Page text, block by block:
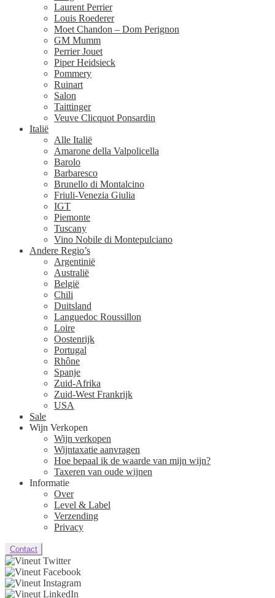
Laurent Perrier
Louis Roederer
Moet Chandon – Dom Perignon
GM Mumm
Perrier Jouet
Piper Heidsieck
Pommery
Ruinart
Salon
Taittinger
Veuve Clicquot Ponsardin
Italië
Alle Italië
Amarone della Valpolicella
Barolo
Barbaresco
Brunello di Montalcino
Friuli-Venezia Giulia
IGT
Piemonte
Tuscany
Vino Nobile di Montepulciano
Andere Regio’s
Argentinië
Australië
België
Chili
Duitsland
Languedoc Roussillon
Loire
Oostenrijk
Portugal
Rhône
Spanje
Zuid-Afrika
Zuid-West Frankrijk
USA
Sale
Wijn Verkopen
Wijn verkopen
Wijntaxatie aanvragen
Hoe bepaal ik de waarde van mijn wijn?
Taxeren van oude wijnen
Informatie
Over
Level & Label
Verzending
Privacy
Contact